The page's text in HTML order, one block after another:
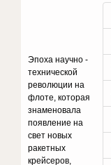
Эпоха научно -
технической
революции на
флоте, которая
знаменовала
появление на
свет новых
ракетных
крейсеров,